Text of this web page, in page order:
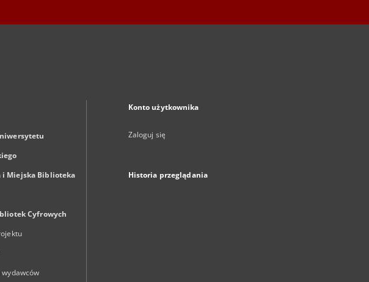
i Miejska Biblioteka
Cyfrowych
Konto użytkownika
Zaloguj się
Historia przeglądania